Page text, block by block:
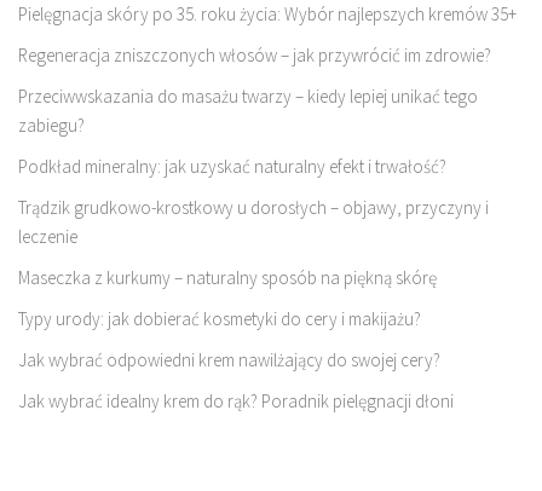
Pielęgnacja skóry po 35. roku życia: Wybór najlepszych kremów 35+
Regeneracja zniszczonych włosów – jak przywrócić im zdrowie?
Przeciwwskazania do masażu twarzy – kiedy lepiej unikać tego
zabiegu?
Podkład mineralny: jak uzyskać naturalny efekt i trwałość?
Trądzik grudkowo-krostkowy u dorosłych – objawy, przyczyny i
leczenie
Maseczka z kurkumy – naturalny sposób na piękną skórę
Typy urody: jak dobierać kosmetyki do cery i makijażu?
Jak wybrać odpowiedni krem nawilżający do swojej cery?
Jak wybrać idealny krem do rąk? Poradnik pielęgnacji dłoni